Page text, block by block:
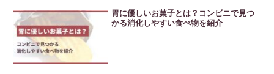
胃に優しいお菓子とは？コンビニで見つ
かる消化しやすい食べ物を紹介